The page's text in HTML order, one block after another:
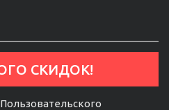
Пользовательского